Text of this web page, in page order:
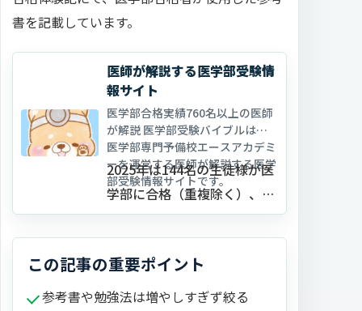
れており、その時点での最低
書を記載しています。
医師が解説する医学部受験情
報サイト
医学部合格実績760名以上の医師
が解説 医学部受験バイブルは、
医学部専門予備校エースアカデミ
ーを運営する医師が解説する医学
部受験情報サイトです。
2025年は144名の生徒様が医
学部に合格（重複除く）、51
名が国立医学部に合格。 …
この記事の重要ポイント
参考書や勉強法は増やしすぎず絞る